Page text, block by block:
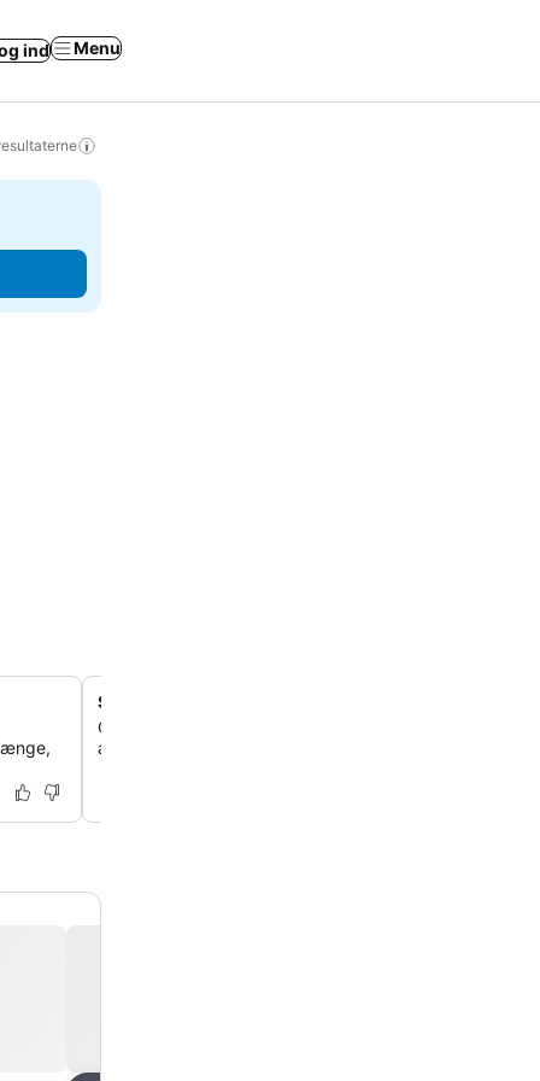
ind Menu
Smart og kompakt budgetophold
Oplev et praktisk og strømlinet overnatningskoncept
arkitektur og effektive værelser designet til dig, der er